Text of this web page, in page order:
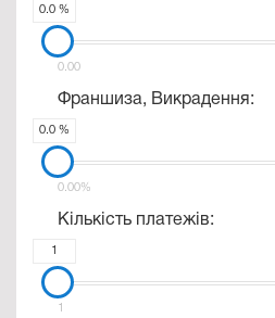
0.0 %
0.00
Франшиза, Викрадення:
0.0 %
0.00%
Кількість платежів:
1
1